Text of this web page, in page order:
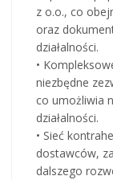
z o.o., co
oraz
działalności.
•
niezbędne
co umożliwia
działalności.
• Sieć
dostawców,
dalszego